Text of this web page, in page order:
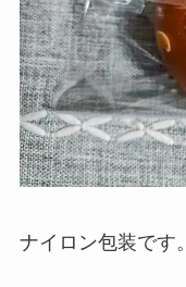
ナイロン包装です。